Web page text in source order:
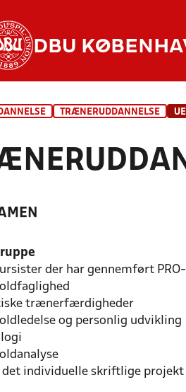
DBU
TRÆNERUDDANNELSE
der har gennemført
trænerfærdigheder
og personlig udvikling
det individuelle skriftlige projekt